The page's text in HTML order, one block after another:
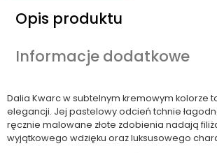
Opis produktu
Informacje dodatkowe
Dalia Kwarc w subtelnym kremowym kolorze
elegancji. Jej pastelowy odcień tchnie
ręcznie malowane złote zdobienia nadają
wyjątkowego wdzięku oraz luksusowego